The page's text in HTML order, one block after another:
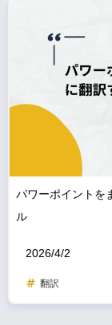
パワーポイントを
ル
2026/4/2
翻訳